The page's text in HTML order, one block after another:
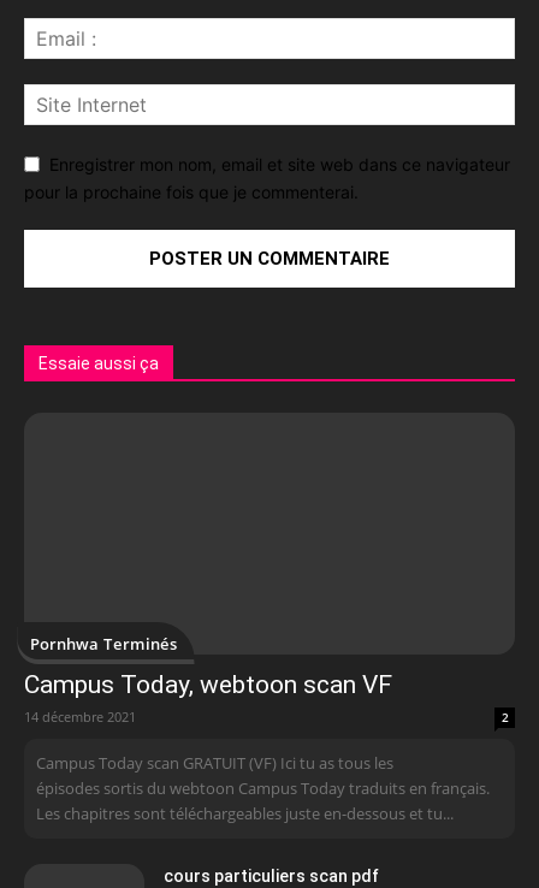
Enregistrer mon nom, email et site web dans ce navigateur
pour la prochaine fois que je commenterai.
Essaie aussi ça
Pornhwa Terminés
Campus Today, webtoon scan VF
14 décembre 2021 2
Campus Today scan GRATUIT (VF) Ici tu as tous les
épisodes sortis du webtoon Campus Today traduits en français.
Les chapitres sont téléchargeables juste en-dessous et tu...
cours particuliers scan pdf